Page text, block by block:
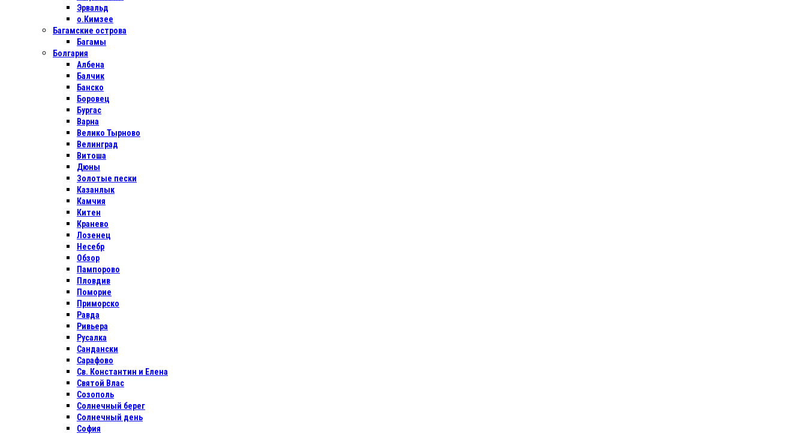
Эрвальд
о.Кимзее
Багамские острова
Багамы
Болгария
Албена
Балчик
Банско
Боровец
Бургас
Варна
Велико Тырново
Велинград
Витоша
Дюны
Золотые пески
Казанлык
Камчия
Китен
Кранево
Лозенец
Несебр
Обзор
Пампорово
Пловдив
Поморие
Приморско
Равда
Ривьера
Русалка
Сандански
Сарафово
Св. Константин и Елена
Святой Влас
Созополь
Солнечный берег
Солнечный день
София